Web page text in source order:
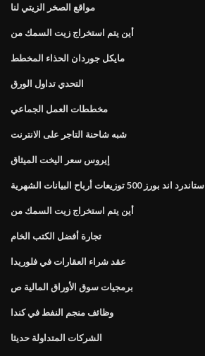
مواقع الصخر الزيتي لنا
أين يتم استخراج زيت السمك من
مايكل جوردان الحذاء المخطط
التحدي تداول الورق
مخططات العمل الجماعي
شبه شاحنة التاجر على الانترنت
إيروس سعر اليخت الميثاق
ستاندرد اند بورز 500 توزيعات أرباح البيانات الشهرية
أين يتم استخراج زيت السمك من
تجارة أفضل الكتب الخام
عقد شراء العقارات في فلوريدا
برمجيات سوق الأوراق المالية ص
وظائف منجم النفط في كندا
الشركات المتداولة حديثا